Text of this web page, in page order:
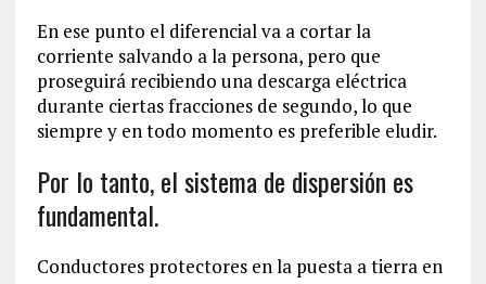
En ese punto el diferencial va a cortar la
corriente salvando a la persona, pero que
proseguirá recibiendo una descarga eléctrica
durante ciertas fracciones de segundo, lo que
siempre y en todo momento es preferible eludir.
Por lo tanto, el sistema de dispersión es
fundamental.
Conductores protectores en la puesta a tierra en